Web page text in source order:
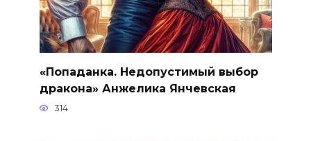
«Попаданка. Недопустимый выбор
дракона» Анжелика Янчевская
314